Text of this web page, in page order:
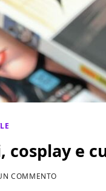
e
COMMENTO